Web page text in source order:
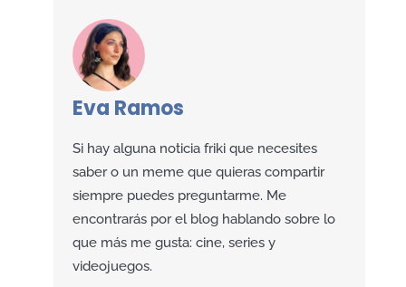
Eva Ramos
Si hay alguna noticia friki que necesites
saber o un meme que quieras compartir
siempre puedes preguntarme. Me
encontrarás por el blog hablando sobre lo
que más me gusta: cine, series y
videojuegos.